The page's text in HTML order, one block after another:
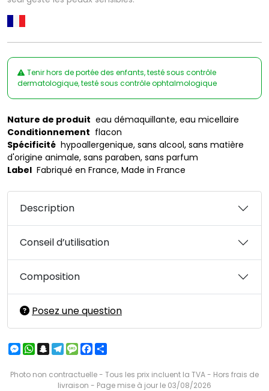
Tenir hors de portée des enfants, testé sous contrôle
dermatologique, testé sous contrôle ophtalmologique
Nature de produit eau démaquillante, eau micellaire
Conditionnement flacon
Spécificité hypoallergenique, sans alcool, sans matière
d'origine animale, sans paraben, sans parfum
Label Fabriqué en France, Made in France
Description
Conseil d’utilisation
Composition
Posez une question
Messenger
WhatsApp
Snapchat
Telegram
MessageFacebook
Photo non contractuelle - Tous les prix incluent la TVA - Hors frais de
livraison - Page mise à jour le 03/08/2026